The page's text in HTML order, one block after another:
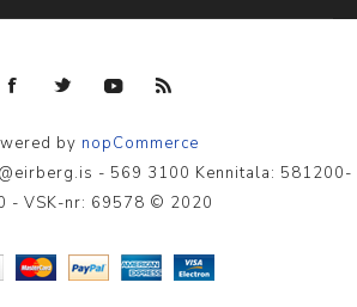
by nopCommerce
- 569 3100 Kennitala: 581200-
- VSK-nr: 69578 © 2020